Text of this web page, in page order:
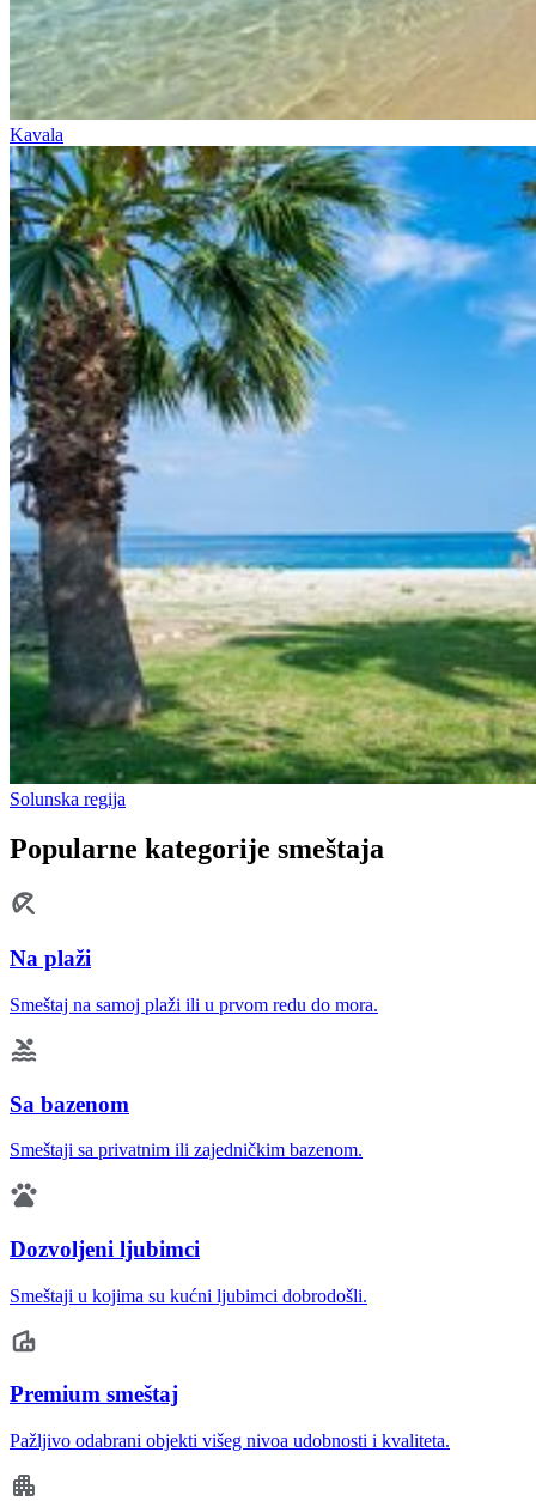
Kavala
Solunska regija
Popularne kategorije smeštaja
Na plaži
Smeštaj na samoj plaži ili u prvom redu do mora.
Sa bazenom
Smeštaji sa privatnim ili zajedničkim bazenom.
Dozvoljeni ljubimci
Smeštaji u kojima su kućni ljubimci dobrodošli.
Premium smeštaj
Pažljivo odabrani objekti višeg nivoa udobnosti i kvaliteta.